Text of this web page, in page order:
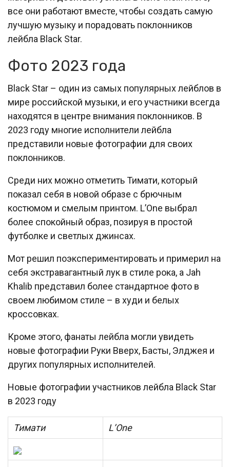
все они работают вместе, чтобы создать самую
лучшую музыку и порадовать поклонников
лейбла Black Star.
Фото 2023 года
Black Star – один из самых популярных лейблов в
мире российской музыки, и его участники всегда
находятся в центре внимания поклонников. В
2023 году многие исполнители лейбла
представили новые фотографии для своих
поклонников.
Среди них можно отметить Тимати, который
показал себя в новой образе с брючным
костюмом и смелым принтом. L’One выбрал
более спокойный образ, позируя в простой
футболке и светлых джинсах.
Мот решил поэкспериментировать и примерил на
себя экстравагантный лук в стиле рока, а Jah
Khalib представил более стандартное фото в
своем любимом стиле – в худи и белых
кроссовках.
Кроме этого, фанаты лейбла могли увидеть
новые фотографии Руки Вверх, Басты, Элджея и
других популярных исполнителей.
Новые фотографии участников лейбла Black Star
в 2023 году
Тимати L’One